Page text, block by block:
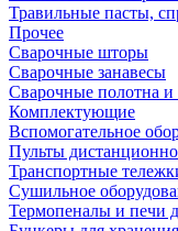
Травильные пасты,
Прочее
Сварочные шторы
Сварочные занавесы
Сварочные полотна и
Комплектующие
Вспомогательное
Пульты
Транспортные
Сушильное
Термопеналы и печи